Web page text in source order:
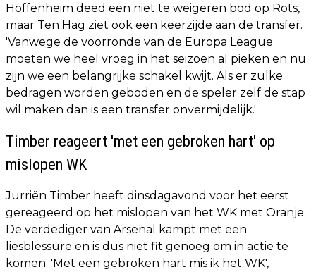
Hoffenheim deed een niet te weigeren bod op Rots,
maar Ten Hag ziet ook een keerzijde aan de transfer.
'Vanwege de voorronde van de Europa League
moeten we heel vroeg in het seizoen al pieken en nu
zijn we een belangrijke schakel kwijt. Als er zulke
bedragen worden geboden en de speler zelf de stap
wil maken dan is een transfer onvermijdelijk.'
Timber reageert 'met een gebroken hart' op
mislopen WK
Jurriën Timber heeft dinsdagavond voor het eerst
gereageerd op het mislopen van het WK met Oranje.
De verdediger van Arsenal kampt met een
liesblessure en is dus niet fit genoeg om in actie te
komen. 'Met een gebroken hart mis ik het WK',